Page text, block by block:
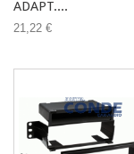
ADAPT....
21,22 €